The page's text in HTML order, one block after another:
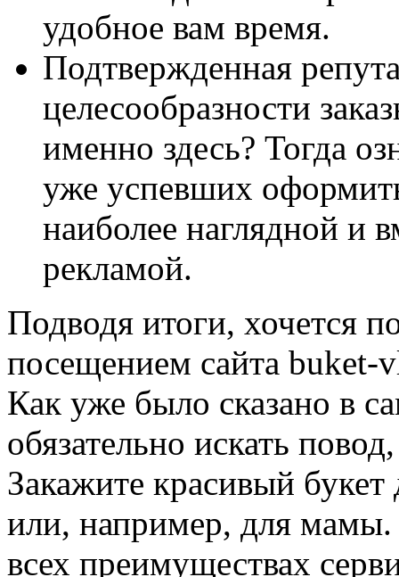
удобное вам время.
Подтвержденная
целесообразности
именно здесь? Тогда
уже успевших
наиболее наглядной и
рекламой.
Подводя итоги, хочется
посещением сайта buket-
Как уже было сказано в
обязательно искать
Закажите красивый
или, например, для мамы.
всех преимуществах